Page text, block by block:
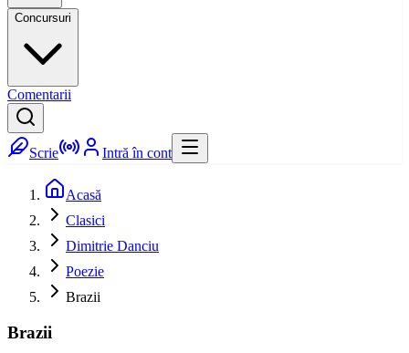
Concursuri
Comentarii
Scrie Intră în cont
Acasă
Clasici
Dimitrie Danciu
Poezie
Brazii
Brazii